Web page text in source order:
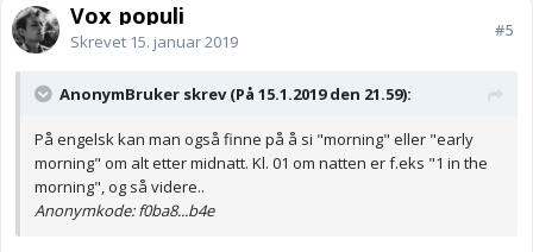
Vox_populi
Skrevet 15. januar 2019
#5
AnonymBruker skrev (På 15.1.2019 den 21.59):
På engelsk kan man også finne på å si "morning" eller "early
morning" om alt etter midnatt. Kl. 01 om natten er f.eks "1 in the
morning", og så videre..
Anonymkode: f0ba8...b4e